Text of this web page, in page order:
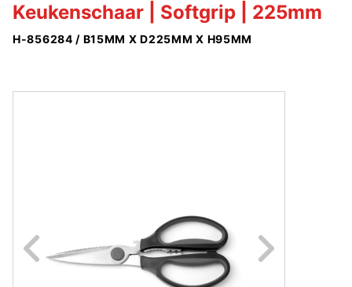
MERKEN
OFFERTECHECKER
Keukenschaar | Softgrip | 225mm
H-856284 / B15MM X D225MM X H95MM
Naar vorige